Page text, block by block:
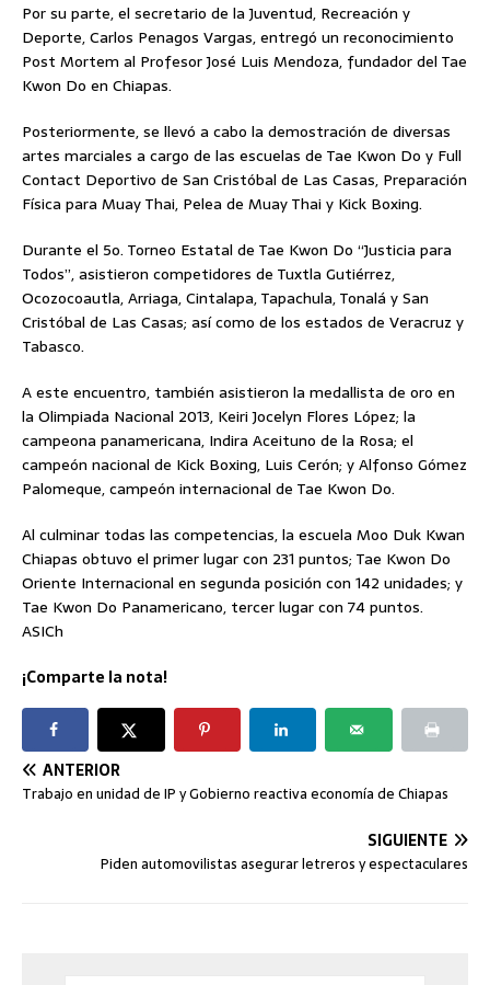
Por su parte, el secretario de la Juventud, Recreación y
Deporte, Carlos Penagos Vargas, entregó un reconocimiento
Post Mortem al Profesor José Luis Mendoza, fundador del Tae
Kwon Do en Chiapas.
Posteriormente, se llevó a cabo la demostración de diversas
artes marciales a cargo de las escuelas de Tae Kwon Do y Full
Contact Deportivo de San Cristóbal de Las Casas, Preparación
Física para Muay Thai, Pelea de Muay Thai y Kick Boxing.
Durante el 5o. Torneo Estatal de Tae Kwon Do “Justicia para
Todos”, asistieron competidores de Tuxtla Gutiérrez,
Ocozocoautla, Arriaga, Cintalapa, Tapachula, Tonalá y San
Cristóbal de Las Casas; así como de los estados de Veracruz y
Tabasco.
A este encuentro, también asistieron la medallista de oro en
la Olimpiada Nacional 2013, Keiri Jocelyn Flores López; la
campeona panamericana, Indira Aceituno de la Rosa; el
campeón nacional de Kick Boxing, Luis Cerón; y Alfonso Gómez
Palomeque, campeón internacional de Tae Kwon Do.
Al culminar todas las competencias, la escuela Moo Duk Kwan
Chiapas obtuvo el primer lugar con 231 puntos; Tae Kwon Do
Oriente Internacional en segunda posición con 142 unidades; y
Tae Kwon Do Panamericano, tercer lugar con 74 puntos.
ASICh
¡Comparte la nota!
ANTERIOR
Trabajo en unidad de IP y Gobierno reactiva economía de Chiapas
SIGUIENTE
Piden automovilistas asegurar letreros y espectaculares